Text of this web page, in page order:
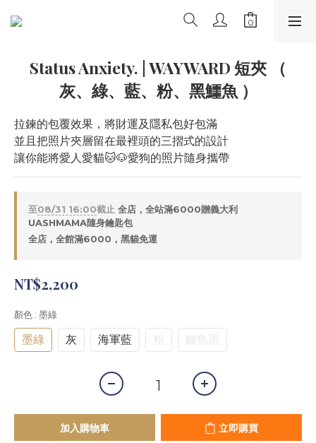
Status Anxiety. | WAYWARD 短夾 （
灰、綠、藍、粉、黑鱷魚 ）
拉鍊的包覆效果，將財運及隱私包好包滿
並且把照片夾層留在最裡頭的三摺式的設計
讓你能將愛人愛貓🐱🐶愛狗的照片隨身攜帶
至08/31 16:00截止 全店，全站滿6000贈義大利
UASHMAMA隨身鑰匙包
全店，全館滿6000，黑貓免運
NT$2,200
顏色 : 墨綠
墨綠 灰 海軍藍 粉 鱷魚黑
加入購物車 立即購買